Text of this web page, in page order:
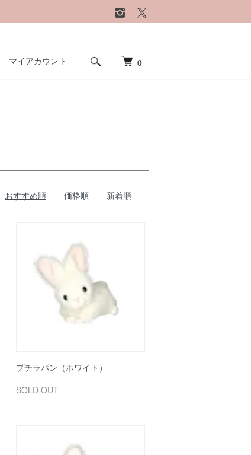
マイアカウント 0
おすすめ順 価格順 新着順
プチラパン（ホワイト）
SOLD OUT